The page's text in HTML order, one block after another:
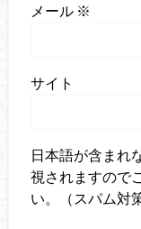
メール ※
サイト
日本語が含まれ
視されますので
い。（スパム対策